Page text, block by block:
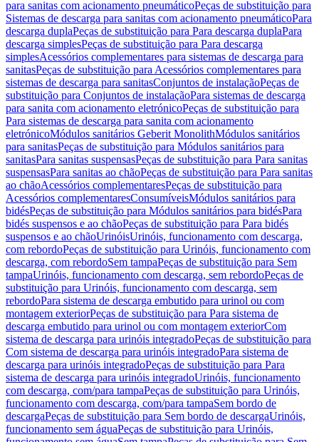
para sanitas com acionamento pneumáticoPeças de substituição para
Sistemas de descarga para sanitas com acionamento pneumáticoPara
descarga duplaPeças de substituição para Para descarga duplaPara
descarga simplesPeças de substituição para Para descarga
simplesAcessórios complementares para sistemas de descarga para
sanitasPeças de substituição para Acessórios complementares para
sistemas de descarga para sanitasConjuntos de instalaçãoPeças de
substituição para Conjuntos de instalaçãoPara sistemas de descarga
para sanita com acionamento eletrónicoPeças de substituição para
Para sistemas de descarga para sanita com acionamento
eletrónicoMódulos sanitários Geberit MonolithMódulos sanitários
para sanitasPeças de substituição para Módulos sanitários para
sanitasPara sanitas suspensasPeças de substituição para Para sanitas
suspensasPara sanitas ao chãoPeças de substituição para Para sanitas
ao chãoAcessórios complementaresPeças de substituição para
Acessórios complementaresConsumíveisMódulos sanitários para
bidésPeças de substituição para Módulos sanitários para bidésPara
bidés suspensos e ao chãoPeças de substituição para Para bidés
suspensos e ao chãoUrinóisUrinóis, funcionamento com descarga,
com rebordoPeças de substituição para Urinóis, funcionamento com
descarga, com rebordoSem tampaPeças de substituição para Sem
tampaUrinóis, funcionamento com descarga, sem rebordoPeças de
substituição para Urinóis, funcionamento com descarga, sem
rebordoPara sistema de descarga embutido para urinol ou com
montagem exteriorPeças de substituição para Para sistema de
descarga embutido para urinol ou com montagem exteriorCom
sistema de descarga para urinóis integradoPeças de substituição para
Com sistema de descarga para urinóis integradoPara sistema de
descarga para urinóis integradoPeças de substituição para Para
sistema de descarga para urinóis integradoUrinóis, funcionamento
com descarga, com/para tampaPeças de substituição para Urinóis,
funcionamento com descarga, com/para tampaSem bordo de
descargaPeças de substituição para Sem bordo de descargaUrinóis,
funcionamento sem águaPeças de substituição para Urinóis,